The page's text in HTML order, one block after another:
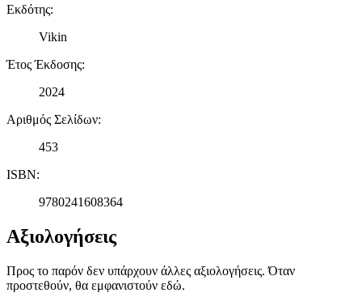
διαφημίσεις και περιεχόμενο, την καλύτερη εικόνα του κοινού
μας και την ανάπτυξη προϊόντων. Επίσης, κοινοποιούμε
τοποθεσίας μας στους συνεργάτες μέσων κοινωνικής
Εκδότης:
Vikin
Έτος Έκδοσης:
2024
Αριθμός Σελίδων:
453
ISBN:
9780241608364
Αξιολογήσεις
Προς το παρόν δεν υπάρχουν άλλες αξιολογήσεις. Όταν
προστεθούν, θα εμφανιστούν εδώ.